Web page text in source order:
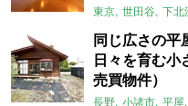
東京 世田谷 下北
同じ広さの平
日々を育む小
売買物件）
長野 小諸市 平屋